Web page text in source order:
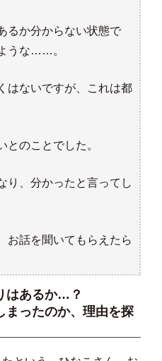
るか分からない状態で
うな……。
はないですが、これは都
のことでした。
、分かったと言ってし
話を聞いてもらえたら
はあるか…？
まったのか、理由を探